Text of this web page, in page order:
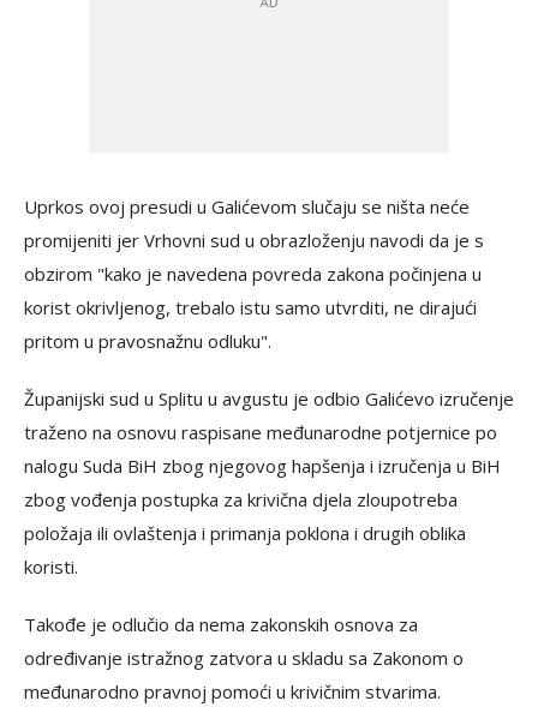
Uprkos ovoj presudi u Galićevom slučaju se ništa neće
promijeniti jer Vrhovni sud u obrazloženju navodi da je s
obzirom "kako je navedena povreda zakona počinjena u
korist okrivljenog, trebalo istu samo utvrditi, ne dirajući
pritom u pravosnažnu odluku".
Županijski sud u Splitu u avgustu je odbio Galićevo izručenje
traženo na osnovu raspisane međunarodne potjernice po
nalogu Suda BiH zbog njegovog hapšenja i izručenja u BiH
zbog vođenja postupka za krivična djela zloupotreba
položaja ili ovlaštenja i primanja poklona i drugih oblika
koristi.
Takođe je odlučio da nema zakonskih osnova za
određivanje istražnog zatvora u skladu sa Zakonom o
međunarodno pravnoj pomoći u krivičnim stvarima.